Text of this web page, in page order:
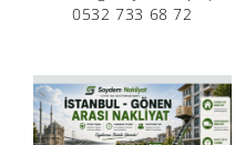
0532 733 68 72